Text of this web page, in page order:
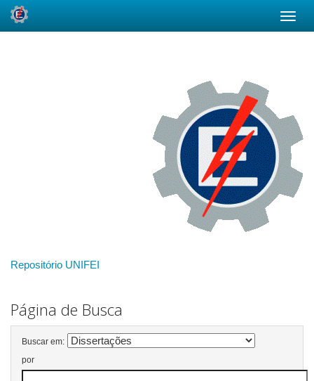
Repositório UNIFEI
Página de Busca
Buscar em:
por